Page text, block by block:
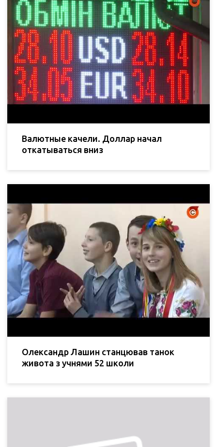
Валютные качели. Доллар начал
откатываться вниз
Олександр Лашин станцював танок
живота з учнями 52 школи